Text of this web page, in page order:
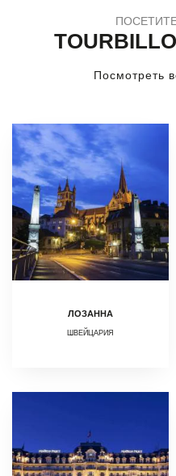
Посмотреть
ЛОЗАННА
ШВЕЙЦАРИЯ